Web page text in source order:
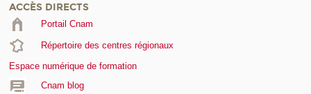
ACCÈS DIRECTS
Portail Cnam
Répertoire des centres régionaux
Espace numérique de formation
Cnam blog